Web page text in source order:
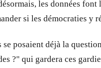
les données font
si les démocraties y
se posaient déjà la
?" qui gardera ces